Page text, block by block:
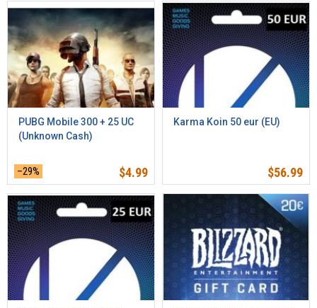
PUBG Mobile 300 + 25 UC
(Unknown Cash)
–29% $4.99
Karma Koin 50 eur (EU)
$56.99